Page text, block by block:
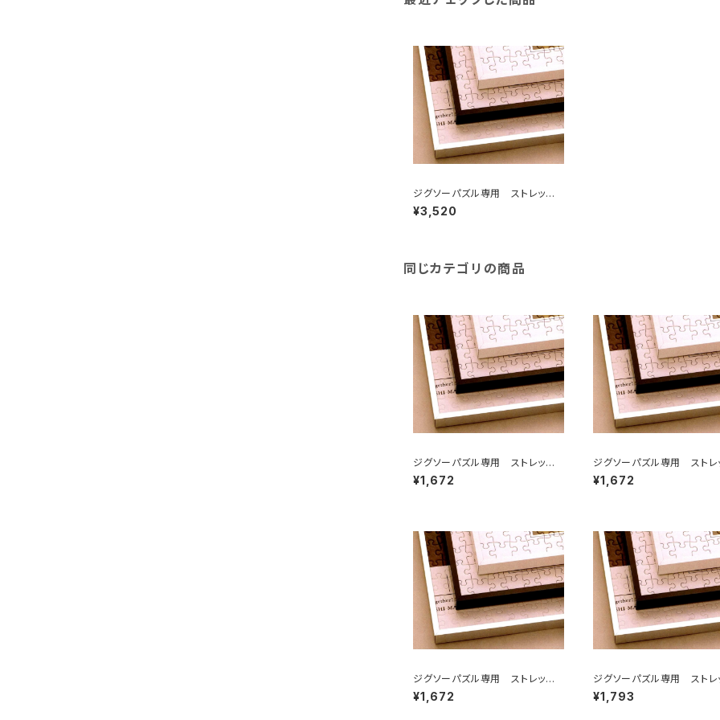
ジグソーパズル専用 ストレッチラ
イン 435×760ミリ （10TW)
¥3,520
同じカテゴリの商品
ジグソーパズル専用 ストレッチラ
イン 250×340ミリ （2)
¥1,672
ジグソーパズル専用 ストレ
イン 250×350ミリ （2T)
¥1,672
ジグソーパズル専用 ストレッチラ
イン 215×300ミリ （2ロ)
¥1,672
ジグソーパズル専用 ストレ
イン 260×380ミリ （3)
¥1,793